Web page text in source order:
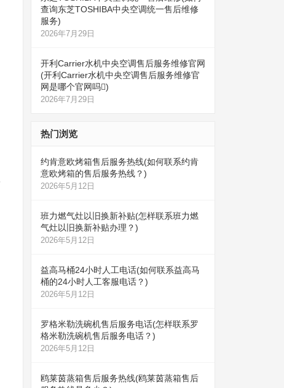
查询东芝TOSHIBA中央空调统一售后维修
服务)
2026年7月29日
开利Carrier水机中央空调售后服务维修官网
(开利Carrier水机中央空调售后服务维修官
网是哪个官网吗)
2026年7月29日
热门浏览
约肯意欧烤箱售后服务热线(如何联系约肯
意欧烤箱的售后服务热线？)
2026年5月12日
班力燃气灶以旧换新补贴(怎样联系班力燃
气灶以旧换新补贴办理？)
2026年5月12日
益高马桶24小时人工电话(如何联系益高马
桶的24小时人工客服电话？)
2026年5月12日
罗格米勒洗碗机售后服务电话(怎样联系罗
格米勒洗碗机售后服务电话？)
2026年5月12日
鸥莱茵蒸箱售后服务热线(鸥莱茵蒸箱售后